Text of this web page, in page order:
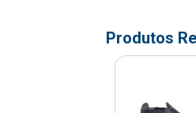
Produtos